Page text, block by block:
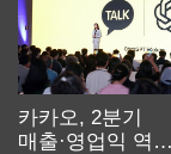
카카오, 2분기
매출·영업익 역대